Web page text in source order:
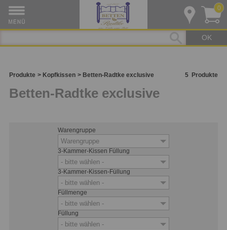
OK
0
Produkte Kopfkissen Betten-Radtke exclusive 5 Produkte
Betten-Radtke exclusive
Warengruppe
Warengruppe
3-Kammer-Kissen Füllung
- bitte wählen -
3-Kammer-Kissen-Füllung
- bitte wählen -
Füllmenge
- bitte wählen -
Füllung
- bitte wählen -